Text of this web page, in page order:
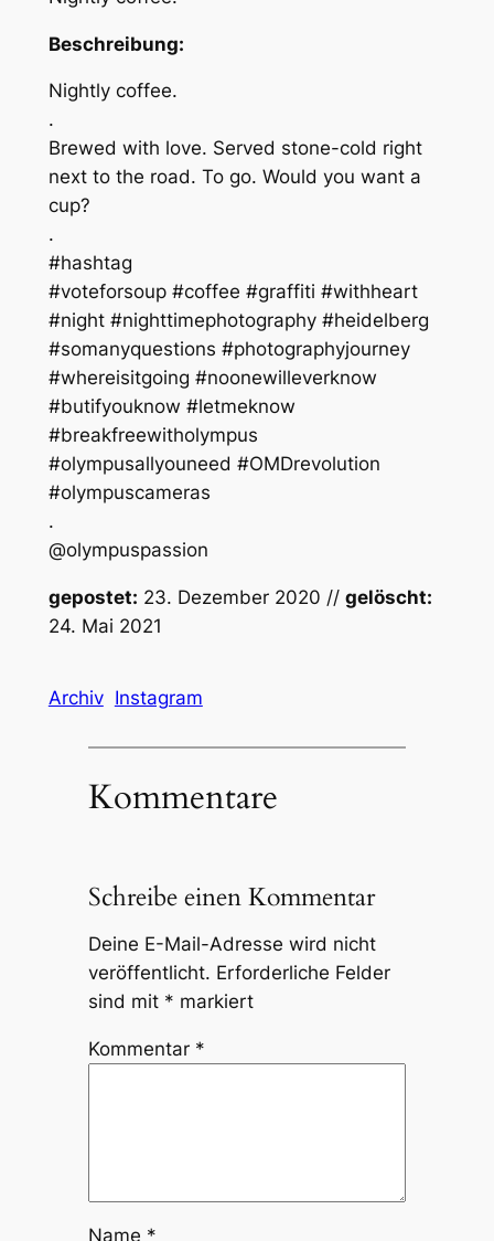
Beschreibung:
Nightly coffee.
.
Brewed with love. Served stone-cold right
next to the road. To go. Would you want a
cup?
.
#hashtag
#voteforsoup #coffee #graffiti #withheart
#night #nighttimephotography #heidelberg
#somanyquestions #photographyjourney
#whereisitgoing #noonewilleverknow
#butifyouknow #letmeknow
#breakfreewitholympus
#olympusallyouneed #OMDrevolution
#olympuscameras
.
@olympuspassion
gepostet: 23. Dezember 2020 // gelöscht:
24. Mai 2021
Archiv Instagram
Kommentare
Schreibe einen Kommentar
Deine E-Mail-Adresse wird nicht
veröffentlicht. Erforderliche Felder
sind mit * markiert
Kommentar *
Name *